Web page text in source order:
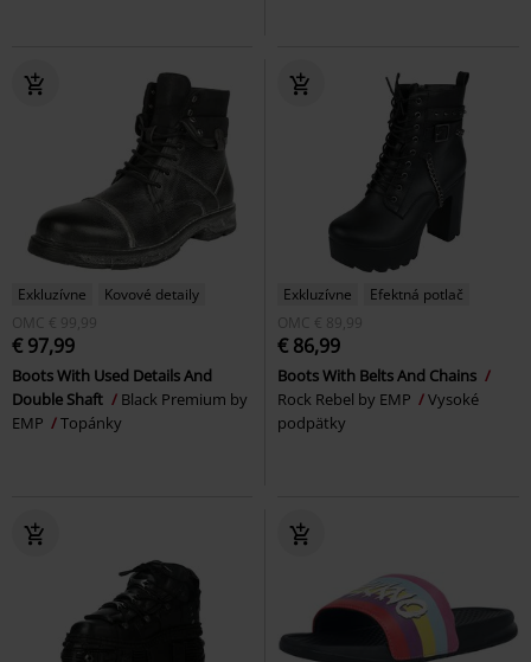
Exkluzívne
Kovové detaily
OMC € 99,99
€ 97,99
Boots With Used Details And
Double Shaft
Black Premium by
EMP
Topánky
Exkluzívne
Efektná potlač
OMC € 89,99
€ 86,99
Boots With Belts And Chains
Rock Rebel by EMP
Vysoké
podpätky